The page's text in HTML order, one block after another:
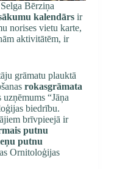
Bērziņa
kalendārs ir
norises vietu karte,
aktivitātēm, ir
grāmatu plauktā
rokasgrāmata
“Jāņa
biedrību.
brīvpieejā ir
putnu
putnu
Ornitoloģijas